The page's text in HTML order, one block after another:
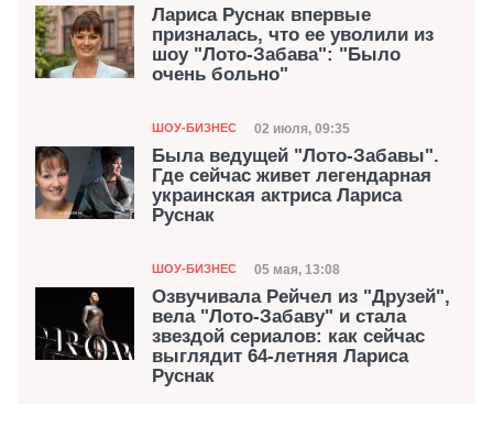
Лариса Руснак впервые
призналась, что ее уволили из
шоу "Лото-Забава": "Было
очень больно"
Категория
ШОУ-БИЗНЕС Дата публикации
02 июля, 09:35
Была ведущей "Лото-Забавы".
Где сейчас живет легендарная
украинская актриса Лариса
Руснак
Категория
ШОУ-БИЗНЕС Дата публикации
05 мая, 13:08
Озвучивала Рейчел из "Друзей",
вела "Лото-Забаву" и стала
звездой сериалов: как сейчас
выглядит 64-летняя Лариса
Руснак